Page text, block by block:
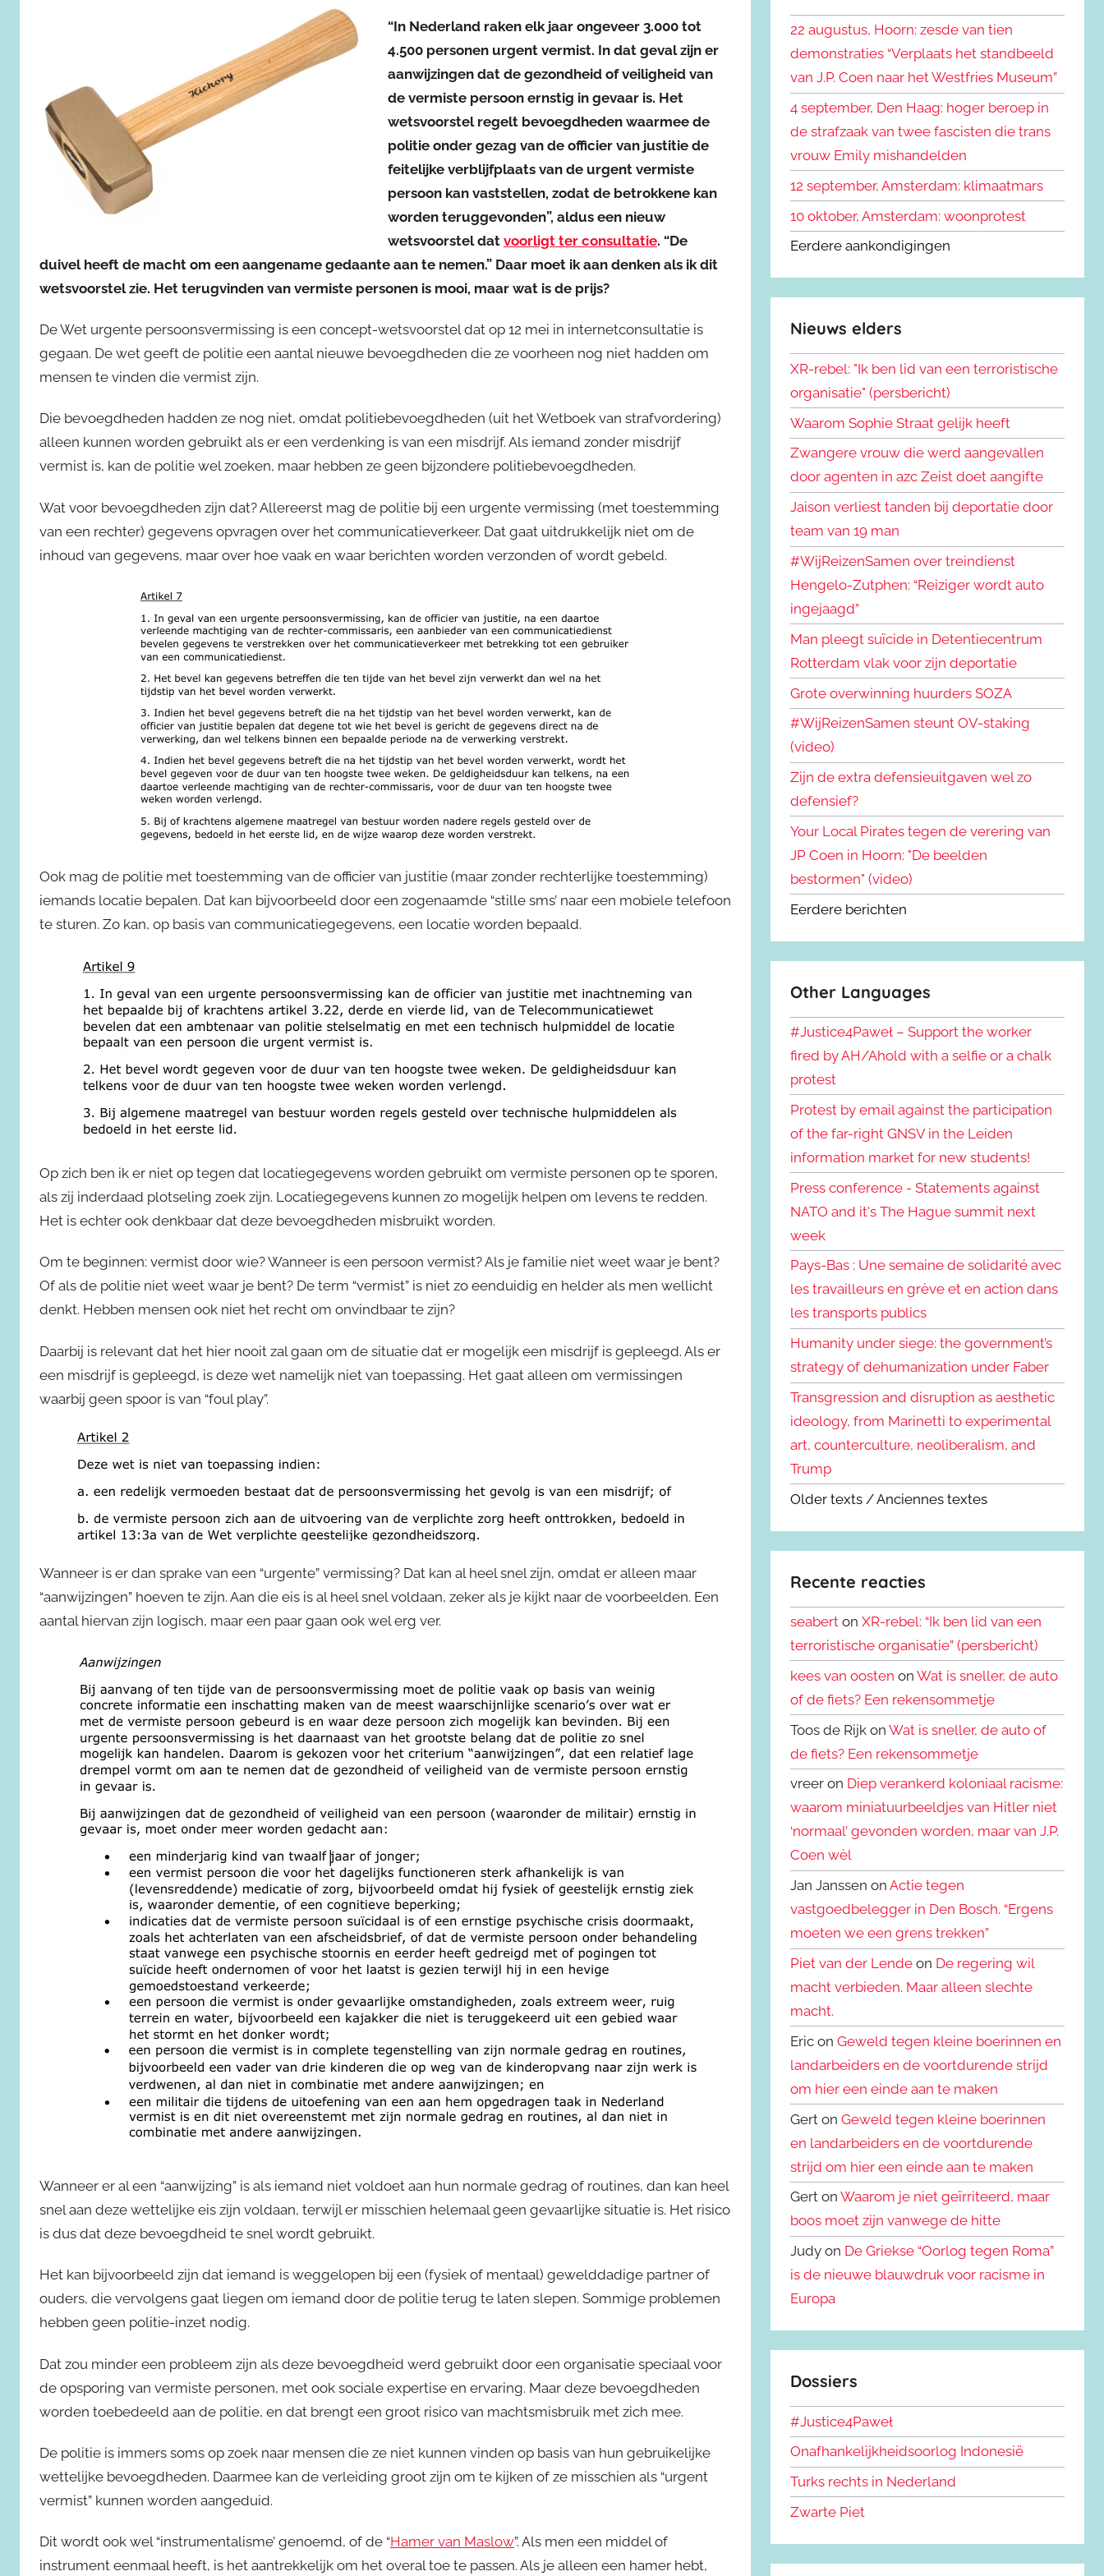
“In Nederland raken elk jaar ongeveer 3.000 tot
4.500 personen urgent vermist. In dat geval zijn er
aanwijzingen dat de gezondheid of veiligheid van
de vermiste persoon ernstig in gevaar is. Het
wetsvoorstel regelt bevoegdheden waarmee de
politie onder gezag van de officier van justitie de
feitelijke verblijfplaats van de urgent vermiste
persoon kan vaststellen, zodat de betrokkene kan
worden teruggevonden”, aldus een nieuw
wetsvoorstel dat voorligt ter consultatie. “De
duivel heeft de macht om een aangename gedaante aan te nemen.” Daar moet ik aan denken als ik dit
wetsvoorstel zie. Het terugvinden van vermiste personen is mooi, maar wat is de prijs?
De Wet urgente persoonsvermissing is een concept-wetsvoorstel dat op 12 mei in internetconsultatie is
gegaan. De wet geeft de politie een aantal nieuwe bevoegdheden die ze voorheen nog niet hadden om
mensen te vinden die vermist zijn.
Die bevoegdheden hadden ze nog niet, omdat politiebevoegdheden (uit het Wetboek van strafvordering)
alleen kunnen worden gebruikt als er een verdenking is van een misdrijf. Als iemand zonder misdrijf
vermist is, kan de politie wel zoeken, maar hebben ze geen bijzondere politiebevoegdheden.
Wat voor bevoegdheden zijn dat? Allereerst mag de politie bij een urgente vermissing (met toestemming
van een rechter) gegevens opvragen over het communicatieverkeer. Dat gaat uitdrukkelijk niet om de
inhoud van gegevens, maar over hoe vaak en waar berichten worden verzonden of wordt gebeld.
Ook mag de politie met toestemming van de officier van justitie (maar zonder rechterlijke toestemming)
iemands locatie bepalen. Dat kan bijvoorbeeld door een zogenaamde “stille sms’ naar een mobiele telefoon
te sturen. Zo kan, op basis van communicatiegegevens, een locatie worden bepaald.
Op zich ben ik er niet op tegen dat locatiegegevens worden gebruikt om vermiste personen op te sporen,
als zij inderdaad plotseling zoek zijn. Locatiegegevens kunnen zo mogelijk helpen om levens te redden.
Het is echter ook denkbaar dat deze bevoegdheden misbruikt worden.
Om te beginnen: vermist door wie? Wanneer is een persoon vermist? Als je familie niet weet waar je bent?
Of als de politie niet weet waar je bent? De term “vermist” is niet zo eenduidig en helder als men wellicht
denkt. Hebben mensen ook niet het recht om onvindbaar te zijn?
Daarbij is relevant dat het hier nooit zal gaan om de situatie dat er mogelijk een misdrijf is gepleegd. Als er
een misdrijf is gepleegd, is deze wet namelijk niet van toepassing. Het gaat alleen om vermissingen
waarbij geen spoor is van “foul play”.
Wanneer is er dan sprake van een “urgente” vermissing? Dat kan al heel snel zijn, omdat er alleen maar
“aanwijzingen” hoeven te zijn. Aan die eis is al heel snel voldaan, zeker als je kijkt naar de voorbeelden. Een
aantal hiervan zijn logisch, maar een paar gaan ook wel erg ver.
Wanneer er al een “aanwijzing” is als iemand niet voldoet aan hun normale gedrag of routines, dan kan heel
snel aan deze wettelijke eis zijn voldaan, terwijl er misschien helemaal geen gevaarlijke situatie is. Het risico
is dus dat deze bevoegdheid te snel wordt gebruikt.
Het kan bijvoorbeeld zijn dat iemand is weggelopen bij een (fysiek of mentaal) gewelddadige partner of
ouders, die vervolgens gaat liegen om iemand door de politie terug te laten slepen. Sommige problemen
hebben geen politie-inzet nodig.
Dat zou minder een probleem zijn als deze bevoegdheid werd gebruikt door een organisatie speciaal voor
de opsporing van vermiste personen, met ook sociale expertise en ervaring. Maar deze bevoegdheden
worden toebedeeld aan de politie, en dat brengt een groot risico van machtsmisbruik met zich mee.
De politie is immers soms op zoek naar mensen die ze niet kunnen vinden op basis van hun gebruikelijke
wettelijke bevoegdheden. Daarmee kan de verleiding groot zijn om te kijken of ze misschien als “urgent
vermist” kunnen worden aangeduid.
Dit wordt ook wel “instrumentalisme’ genoemd, of de “Hamer van Maslow”. Als men een middel of
instrument eenmaal heeft, is het aantrekkelijk om het overal toe te passen. Als je alleen een hamer hebt,
n
a
a
r
:
n
22 augustus, Hoorn: zesde van tien
demonstraties “Verplaats het standbeeld
van J.P. Coen naar het Westfries Museum”
4 september, Den Haag: hoger beroep in
de strafzaak van twee fascisten die trans
vrouw Emily mishandelden
12 september, Amsterdam: klimaatmars
10 oktober, Amsterdam: woonprotest
Eerdere aankondigingen
Nieuws elders
XR-rebel: "Ik ben lid van een terroristische
organisatie" (persbericht)
Waarom Sophie Straat gelijk heeft
Zwangere vrouw die werd aangevallen
door agenten in azc Zeist doet aangifte
Jaison verliest tanden bij deportatie door
team van 19 man
#WijReizenSamen over treindienst
Hengelo-Zutphen: “Reiziger wordt auto
ingejaagd”
Man pleegt suïcide in Detentiecentrum
Rotterdam vlak voor zijn deportatie
Grote overwinning huurders SOZA
#WijReizenSamen steunt OV-staking
(video)
Zijn de extra defensieuitgaven wel zo
defensief?
Your Local Pirates tegen de verering van
JP Coen in Hoorn: "De beelden
bestormen" (video)
Eerdere berichten
Other Languages
#Justice4Paweł – Support the worker
fired by AH/Ahold with a selfie or a chalk
protest
Protest by email against the participation
of the far-right GNSV in the Leiden
information market for new students!
Press conference - Statements against
NATO and it's The Hague summit next
week
Pays-Bas : Une semaine de solidarité avec
les travailleurs en grève et en action dans
les transports publics
Humanity under siege: the government’s
strategy of dehumanization under Faber
Transgression and disruption as aesthetic
ideology, from Marinetti to experimental
art, counterculture, neoliberalism, and
Trump
Older texts / Anciennes textes
Recente reacties
seabert onXR-rebel: “Ik ben lid van een
terroristische organisatie” (persbericht)
kees van oosten onWat is sneller, de auto
of de fiets? Een rekensommetje
Toos de Rijk onWat is sneller, de auto of
de fiets? Een rekensommetje
vreer on Diep verankerd koloniaal racisme:
waarom miniatuurbeeldjes van Hitler niet
‘normaal’ gevonden worden, maar van J.P.
Coen wèl
Jan Janssen onActie tegen
vastgoedbelegger in Den Bosch. “Ergens
moeten we een grens trekken”
Piet van der Lende on De regering wil
macht verbieden. Maar alleen slechte
macht.
Eric onGeweld tegen kleine boerinnen en
landarbeiders en de voortdurende strijd
om hier een einde aan te maken
Gert onGeweld tegen kleine boerinnen
en landarbeiders en de voortdurende
strijd om hier een einde aan te maken
Gert onWaarom je niet geïrriteerd, maar
boos moet zijn vanwege de hitte
Judy on De Griekse “Oorlog tegen Roma”
is de nieuwe blauwdruk voor racisme in
Europa
Dossiers
#Justice4Paweł
Onafhankelijkheidsoorlog Indonesië
Turks rechts in Nederland
Zwarte Piet